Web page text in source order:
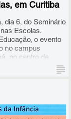
em Curitiba
dia 6, do Seminário
Escolas.
o evento
no campus
no centro de